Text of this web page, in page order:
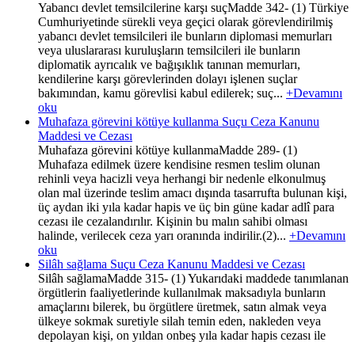
Yabancı devlet temsilcilerine karşı suçMadde 342- (1) Türkiye
Cumhuriyetinde sürekli veya geçici olarak görevlendirilmiş
yabancı devlet temsilcileri ile bunların diplomasi memurları
veya uluslararası kuruluşların temsilcileri ile bunların
diplomatik ayrıcalık ve bağışıklık tanınan memurları,
kendilerine karşı görevlerinden dolayı işlenen suçlar
bakımından, kamu görevlisi kabul edilerek; suç... +Devamını
oku
Muhafaza görevini kötüye kullanma Suçu Ceza Kanunu
Maddesi ve Cezası
Muhafaza görevini kötüye kullanmaMadde 289- (1)
Muhafaza edilmek üzere kendisine resmen teslim olunan
rehinli veya hacizli veya herhangi bir nedenle elkonulmuş
olan mal üzerinde teslim amacı dışında tasarrufta bulunan kişi,
üç aydan iki yıla kadar hapis ve üç bin güne kadar adlî para
cezası ile cezalandırılır. Kişinin bu malın sahibi olması
halinde, verilecek ceza yarı oranında indirilir.(2)... +Devamını
oku
Silâh sağlama Suçu Ceza Kanunu Maddesi ve Cezası
Silâh sağlamaMadde 315- (1) Yukarıdaki maddede tanımlanan
örgütlerin faaliyetlerinde kullanılmak maksadıyla bunların
amaçlarını bilerek, bu örgütlere üretmek, satın almak veya
ülkeye sokmak suretiyle silah temin eden, nakleden veya
depolayan kişi, on yıldan onbeş yıla kadar hapis cezası ile